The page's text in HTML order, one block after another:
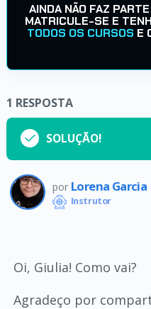
AINDA NÃO FAZ
MATRICULE-SE E
TODOS OS CURSOS E
1 RESPOSTA
SOLUÇÃO!
por Lorena Garcia
Instrutor
Oi, Giulia! Como vai?
Agradeço por